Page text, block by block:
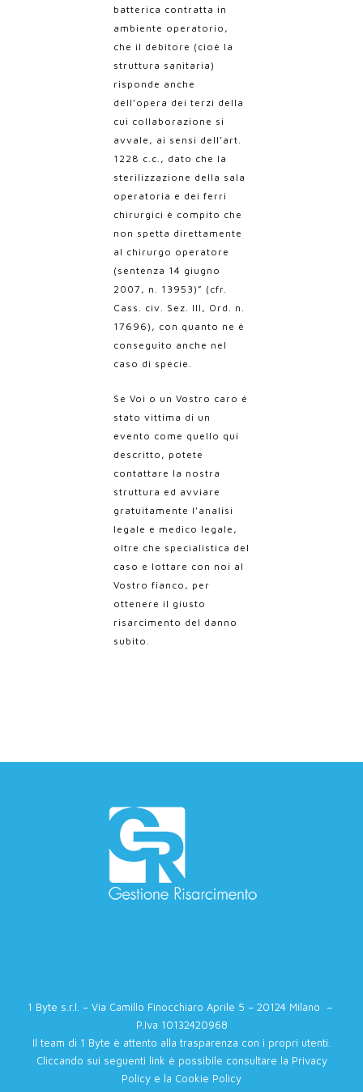
batterica contratta in
ambiente operatorio,
che il debitore (cioè la
struttura sanitaria)
risponde anche
dell’opera dei terzi della
cui collaborazione si
avvale, ai sensi dell’art.
1228 c.c., dato che la
sterilizzazione della sala
operatoria e dei ferri
chirurgici è compito che
non spetta direttamente
al chirurgo operatore
(sentenza 14 giugno
2007, n. 13953 )” (cfr.
Cass. civ. Sez. III, Ord. n.
17696), con quanto ne è
conseguito anche nel
caso di specie.
Se Voi o un Vostro caro è
stato vittima di un
evento come quello qui
descritto, potete
contattare la nostra
struttura ed avviare
gratuitamente l’analisi
legale e medico legale,
oltre che specialistica del
caso e lottare con noi al
Vostro fianco, per
ottenere il giusto
risarcimento del danno
subito.
1 Byte s.r.l. – Via Camillo Finocchiaro Aprile 5 – 20124 Milano –
P.Iva 10132420968
Il team di 1 Byte è attento alla trasparenza con i propri utenti.
Cliccando sui seguenti link è possibile consultare la Privacy
Policy e la Cookie Policy